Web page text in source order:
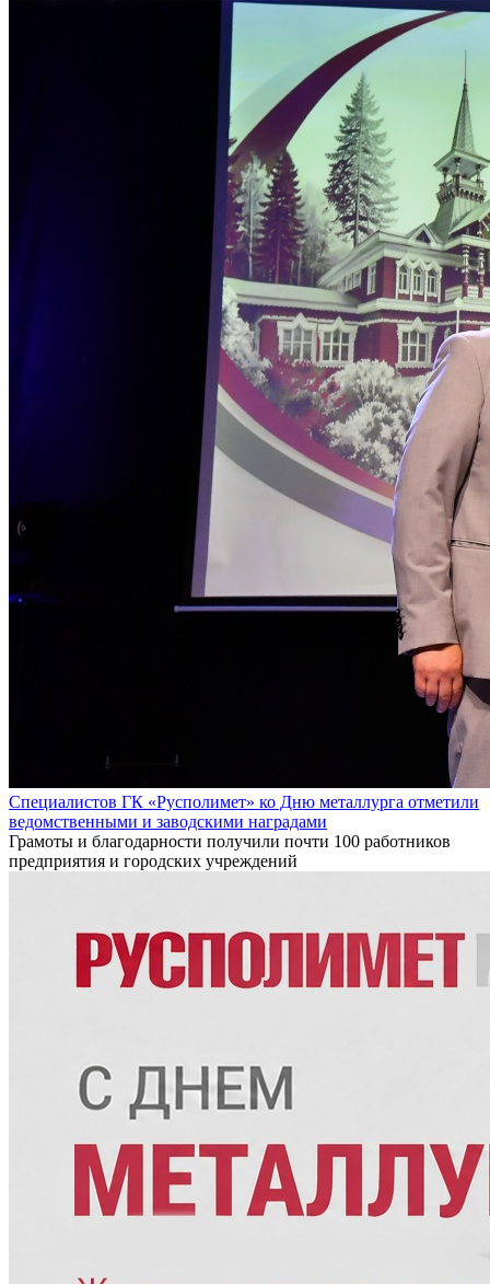
Специалистов ГК «Русполимет» ко Дню металлурга отметили
ведомственными и заводскими наградами
Грамоты и благодарности получили почти 100 работников
предприятия и городских учреждений